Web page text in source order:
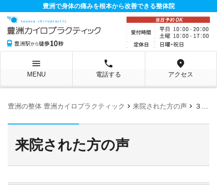
豊洲で身体の痛みを根本から改善できる整体院
menu
MENU
local_phone
電話する
location_on
アクセス
豊洲の整体 豊洲カイロプラクティック chevron_right 来院された方の声 chevron_right ３回ほどで首の痛みが消失して驚いています。今は長年の悩みであった姿勢改善に挑戦しています！
来院された方の声